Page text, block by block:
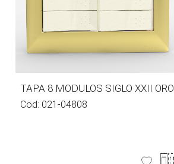
TAPA 8 MODULOS SIGLO XXII ORO
Cod: 021-04808